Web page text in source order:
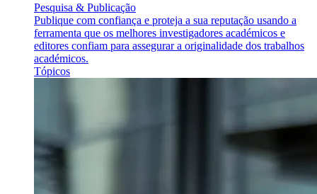
Pesquisa & Publicação
Publique com confiança e proteja a sua reputação usando a
ferramenta que os melhores investigadores académicos e
editores confiam para assegurar a originalidade dos trabalhos
académicos.
Tópicos